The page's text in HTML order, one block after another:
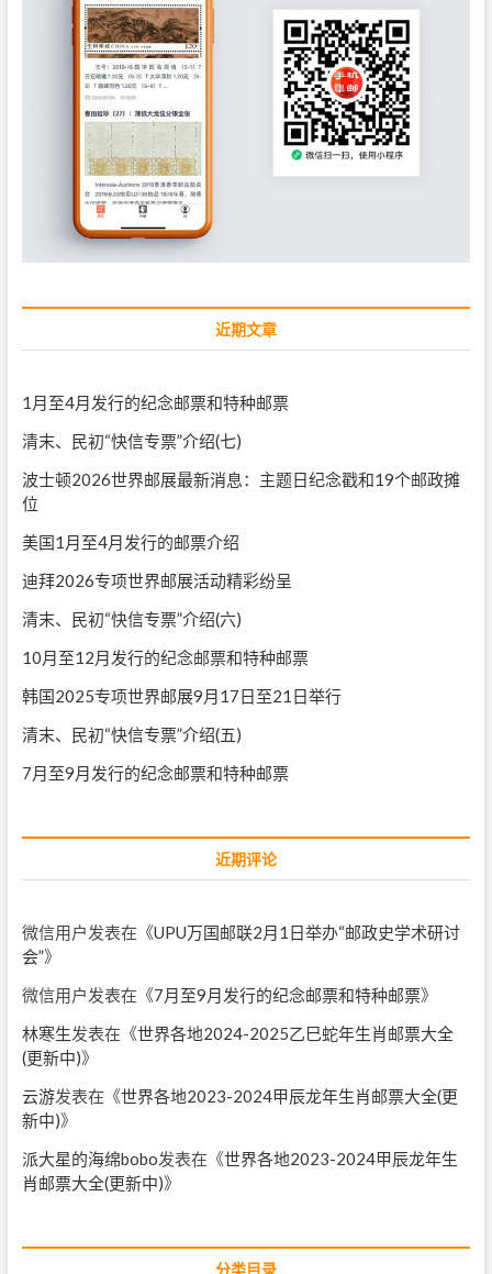
近期文章
1月至4月发行的纪念邮票和特种邮票
清末、民初“快信专票”介绍(七)
波士顿2026世界邮展最新消息：主题日纪念戳和19个邮政摊
位
美国1月至4月发行的邮票介绍
迪拜2026专项世界邮展活动精彩纷呈
清末、民初“快信专票”介绍(六)
10月至12月发行的纪念邮票和特种邮票
韩国2025专项世界邮展9月17日至21日举行
清末、民初“快信专票”介绍(五)
7月至9月发行的纪念邮票和特种邮票
近期评论
微信用户发表在《UPU万国邮联2月1日举办“邮政史学术研讨
会”》
微信用户发表在《7月至9月发行的纪念邮票和特种邮票》
林寒生发表在《世界各地2024-2025乙巳蛇年生肖邮票大全
(更新中)》
云游发表在《世界各地2023-2024甲辰龙年生肖邮票大全(更
新中)》
派大星的海绵bobo发表在《世界各地2023-2024甲辰龙年生
肖邮票大全(更新中)》
分类目录